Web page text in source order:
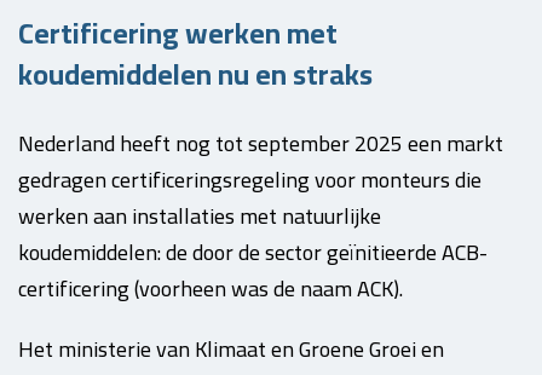
Certificering werken met
koudemiddelen nu en straks
Nederland heeft nog tot september 2025 een markt
gedragen certificeringsregeling voor monteurs die
werken aan installaties met natuurlijke
koudemiddelen: de door de sector geïnitieerde ACB-
certificering (voorheen was de naam ACK).
Het ministerie van Klimaat en Groene Groei en